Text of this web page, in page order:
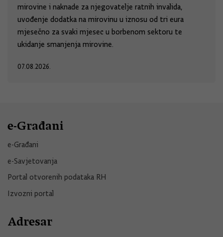
mirovine i naknade za njegovatelje ratnih invalida,
uvođenje dodatka na mirovinu u iznosu od tri eura
mjesečno za svaki mjesec u borbenom sektoru te
ukidanje smanjenja mirovine.
07.08.2026.
e-Građani
e-Građani
e-Savjetovanja
Portal otvorenih podataka RH
Izvozni portal
Adresar